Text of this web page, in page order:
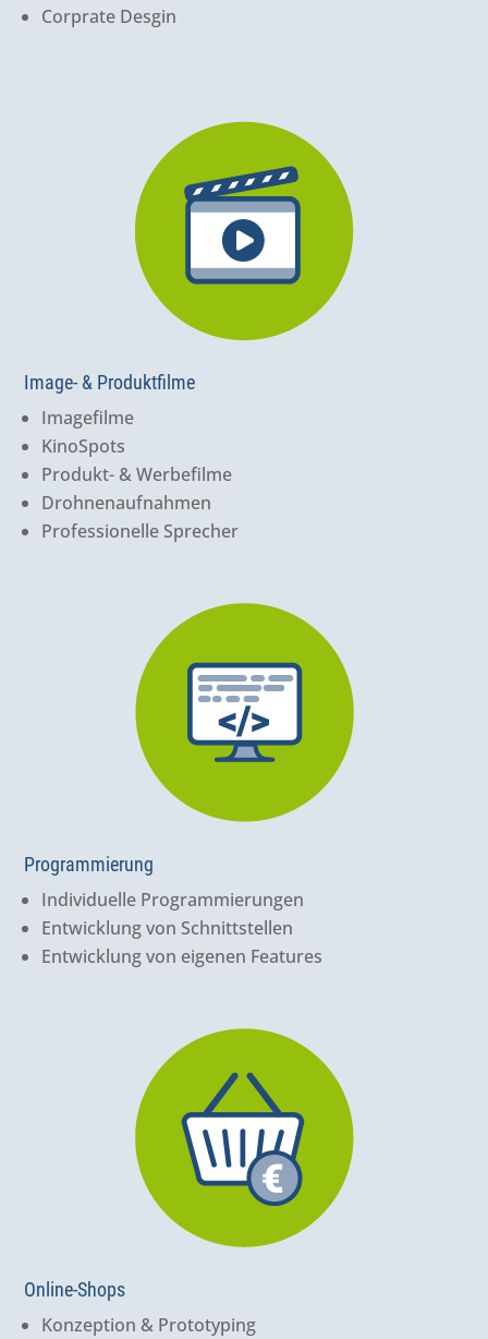
Corprate Desgin
Image- & Produktfilme
Imagefilme
KinoSpots
Produkt- & Werbefilme
Drohnenaufnahmen
Professionelle Sprecher
Programmierung
Individuelle Programmierungen
Entwicklung von Schnittstellen
Entwicklung von eigenen Features
Online-Shops
Konzeption & Prototyping